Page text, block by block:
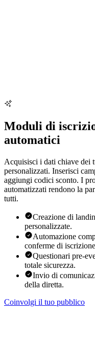
Moduli di
automatici
Acquisisci i dati chiave dei
personalizzati. Inserisci
aggiungi codici sconto. I
automatizzati rendono la
tutti.
Creazione di
personalizzate.
Automazione
conferme di
Questionari pre-
totale sicurezza.
Invio di
della diretta.
Coinvolgi il tuo pubblico